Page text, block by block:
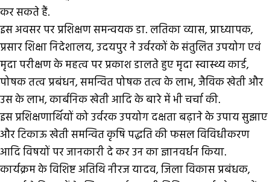
कर सकते हैं.
इस अवसर पर प्रशिक्षण समन्वयक डा. लतिका व्यास, प्राध्यापक,
प्रसार शिक्षा निदेशालय, उदयपुर ने उर्वरकों के संतुलित उपयोग एवं
मृदा परीक्षण के महत्व पर प्रकाश डालते हुए मृदा स्वास्थ्य कार्ड,
पोषक तत्व प्रबंधन, समन्वित पोषक तत्व के लाभ, जैविक खेती और
उस के लाभ, कार्बनिक खेती आदि के बारे में भी चर्चा की.
इस प्रशिक्षणार्थियों को उर्वरक उपयोग दक्षता बढ़ाने के उपाय सुझाए
और टिकाऊ खेती समन्वित कृषि पद्धति की फसल विविधीकरण
आदि विषयों पर जानकारी दे कर उन का ज्ञानवर्धन किया.
कार्यक्रम के विशिष्ट अतिथि नीरज यादव, जिला विकास प्रबंधक,